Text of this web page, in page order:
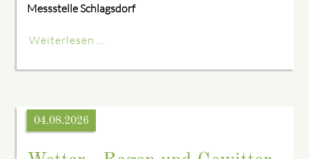
Messstelle Schlagsdorf
Weiterlesen …
04.08.2026